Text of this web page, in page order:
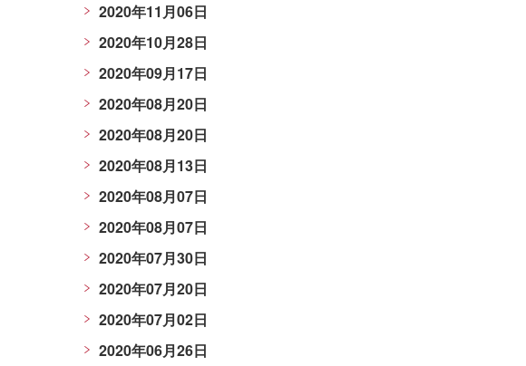
2020年11月06日
2020年10月28日
2020年09月17日
2020年08月20日
2020年08月20日
2020年08月13日
2020年08月07日
2020年08月07日
2020年07月30日
2020年07月20日
2020年07月02日
2020年06月26日